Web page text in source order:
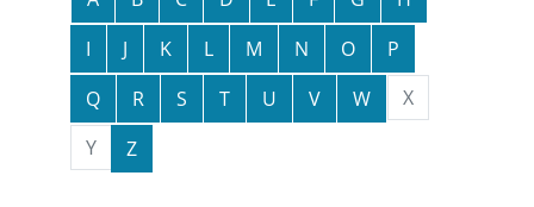
I
J K L M N O
P
Q
R S T U V W
X
Y
Z